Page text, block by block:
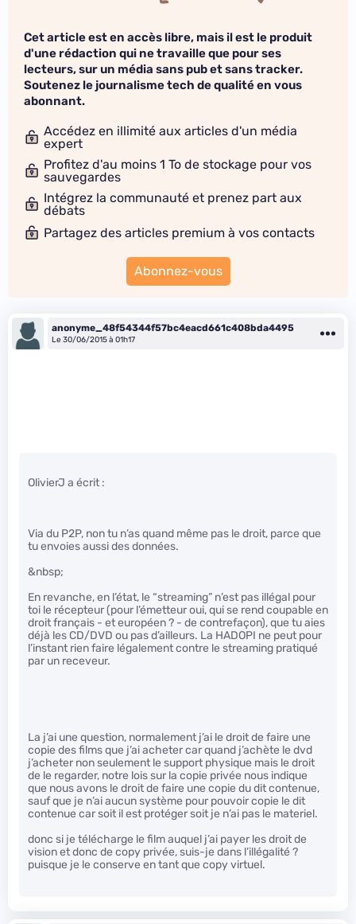
Cet article est en accès libre, mais il est le produit
d'une rédaction qui ne travaille que pour ses
lecteurs, sur un média sans pub et sans tracker.
Soutenez le journalisme tech de qualité en vous
abonnant.
Accédez en illimité aux articles d'un média
expert
Profitez d'au moins 1 To de stockage pour vos
sauvegardes
Intégrez la communauté et prenez part aux
débats
Partagez des articles premium à vos contacts
Abonnez-vous
anonyme_48f54344f57bc4eacd661c408bda4495
Le 30/06/2015 à 01h17
OlivierJ a écrit :
Via du P2P, non tu n’as quand même pas le droit, parce que
tu envoies aussi des données.
&nbsp;
En revanche, en l’état, le “streaming” n’est pas illégal pour
toi le récepteur (pour l’émetteur oui, qui se rend coupable en
droit français - et européen ? - de contrefaçon), que tu aies
déjà les CD/DVD ou pas d’ailleurs. La HADOPI ne peut pour
l’instant rien faire légalement contre le streaming pratiqué
par un receveur.
La j’ai une question, normalement j’ai le droit de faire une
copie des films que j’ai acheter car quand j’achète le dvd
j’acheter non seulement le support physique mais le droit
de le regarder, notre lois sur la copie privée nous indique
que nous avons le droit de faire une copie du dit contenue,
sauf que je n’ai aucun système pour pouvoir copie le dit
contenue car soit il est protéger soit je n’ai pas le materiel.
donc si je télécharge le film auquel j’ai payer les droit de
vision et donc de copy privée, suis-je dans l’illégalité ?
puisque je le conserve en tant que copy virtuel.